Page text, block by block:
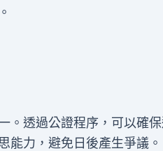
。透過公證程序，可以確
能力，避免日後產生爭議。